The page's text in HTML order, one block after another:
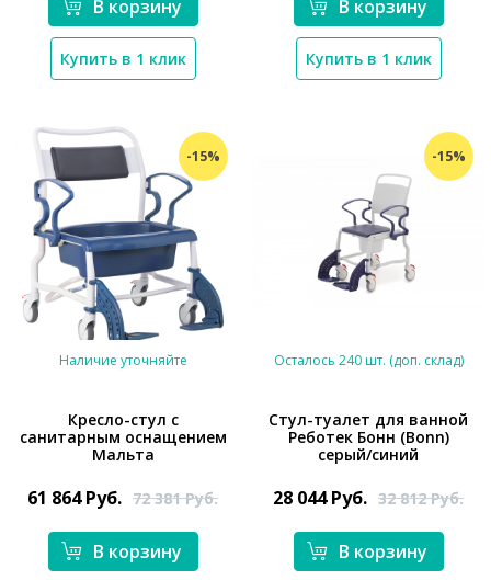
*}
В корзину
Купить в 1 клик
В корзину
Купить в 1 клик
-15%
*}
Наличие уточняйте
Кресло-стул с
санитарным оснащением
Мальта
61 864Руб. 72 381Руб.
В корзину
-15%
*}
Осталось 240 шт. (доп. склад)
Стул-туалет для ванной
Реботек Бонн (Bonn)
серый/синий
28 044Руб. 32 812Руб.
В корзину